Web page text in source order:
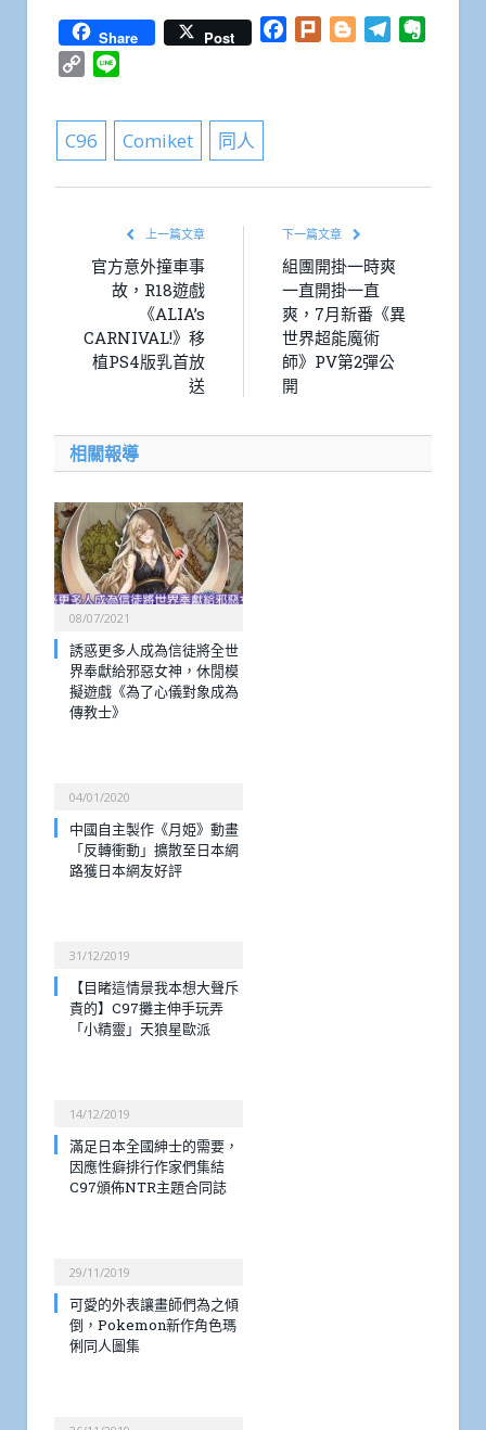
Share Post Facebook
Plurk BloggerTelegram
Copy
C96 Comiket 同人
上一篇文章
官方意外撞車事
故，R18遊戲
《ALIA’s
CARNIVAL!》移
植PS4版乳首放
送
下一篇文章
組團開掛一時爽
一直開掛一直
爽，7月新番《異
世界超能魔術
師》PV第2彈公
開
相關報導
08/07/2021
誘惑更多人成為信徒將全世
界奉獻給邪惡女神，休閒模
擬遊戲《為了心儀對象成為
傳教士》
04/01/2020
中國自主製作《月姫》動畫
「反轉衝動」擴散至日本網
路獲日本網友好評
31/12/2019
【目睹這情景我本想大聲斥
責的】C97攤主伸手玩弄
「小精靈」天狼星歐派
14/12/2019
滿足日本全國紳士的需要，
因應性癖排行作家們集結
C97頒佈NTR主題合同誌
29/11/2019
可愛的外表讓畫師們為之傾
倒，Pokemon新作角色瑪
俐同人圖集